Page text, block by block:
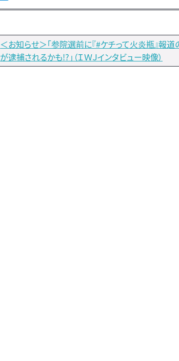
＜お知らせ＞「参院選前に『#ケチって火炎瓶』報
が逮捕されるかも!?」（ＩＷＪインタビュー映像）